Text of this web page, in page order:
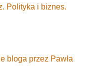
Polityka i biznes.
bloga przez Pawła